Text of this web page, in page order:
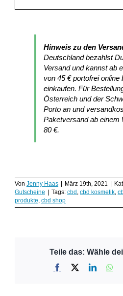
Hinweis zu den
Deutschland bezahlst
Versand und kannst ab
von 45 € portofrei online
einkaufen. Für
Österreich und der
Porto an und
Paketversand ab einem
80 €.
Von Jenny Haas | März 19th, 2021 |
Gutscheine | Tags: cbd, cbd kosmetik,
produkte, cbd shop
Teile das: Wähle
Facebook LinkedIn